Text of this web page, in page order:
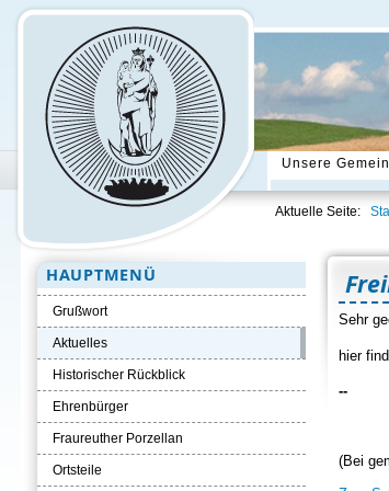
Unsere
Aktuelle Seite:
Sehr
hier
--
(Bei
HAUPTMENÜ
Grußwort
Aktuelles
Historischer Rückblick
Ehrenbürger
Fraureuther Porzellan
Ortsteile